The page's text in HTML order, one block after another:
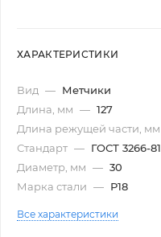
ХАРАКТЕРИСТИКИ
Вид — Метчики
Длина, мм — 127
Длина режущей части, мм
Стандарт — ГОСТ 3266-81
Диаметр, мм — 30
Марка стали — Р18
Все характеристики